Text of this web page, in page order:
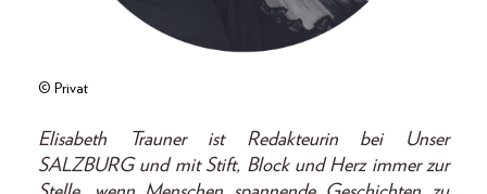
© Privat
Elisabeth Trauner ist Redakteurin bei Unser
SALZBURG und mit Stift, Block und Herz immer zur